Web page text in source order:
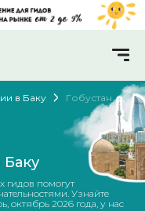
в Баку Гобустан
Баку
гидов помогут
Узнайте
октябрь 2026 года, у нас